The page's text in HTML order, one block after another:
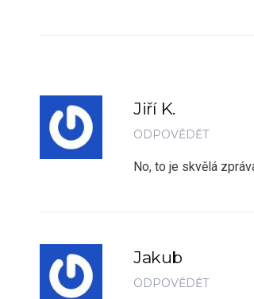
Jiří K.
ODPOVĚDĚT
No, to je skvělá
Jakub
ODPOVĚDĚT